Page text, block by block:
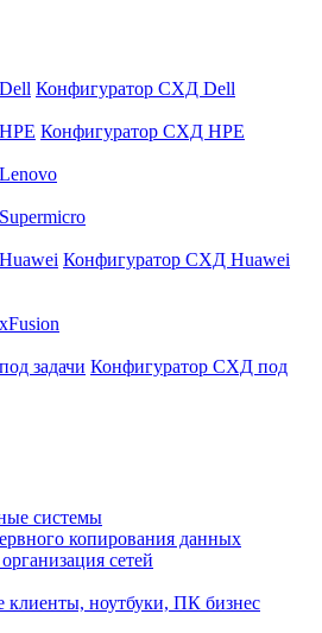
Конфигуратор СХД Dell
Конфигуратор СХД HPE
Конфигуратор СХД Huawei
задачи Конфигуратор СХД под
системы
копирования данных
сетей
клиенты, ноутбуки, ПК бизнес